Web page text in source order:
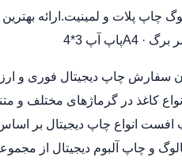
چاپ پلات و لمینیت.ارائه
سفارش چاپ دیجیتال فوری و
کاغذ در گرماژهای مختلف و
انواع چاپ دیجیتال بر
و چاپ آلبوم دیجیتال از